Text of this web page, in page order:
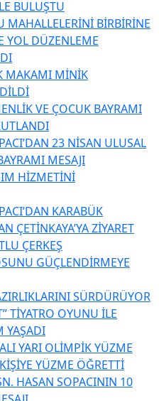
BULUŞTU
MAHALLELERİNİ BİRBİRİNE
YOL DÜZENLEME
MAKAMI MİNİK
VE ÇOCUK BAYRAMI
23 NİSAN ULUSAL
MESAJI
HİZMETİNİ
KARABÜK
ÇETİNKAYA’YA ZİYARET
ÇERKEŞ
GÜÇLENDİRMEYE
SÜRDÜRÜYOR
TİYATRO OYUNU İLE
YAŞADI
YARI OLİMPİK YÜZME
YÜZME ÖĞRETTİ
HASAN SOPACININ 10